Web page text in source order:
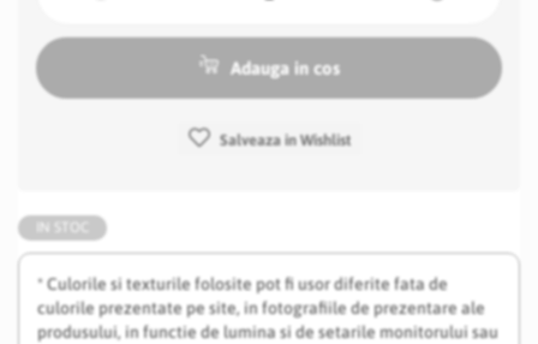
* Culorile si texturile folosite pot fi usor diferite fata de
culorile prezentate pe site, in fotografiile de prezentare ale
produsului, in functie de lumina si de setarile monitorului sau
Adauga in cos
Salveaza in Wishlist